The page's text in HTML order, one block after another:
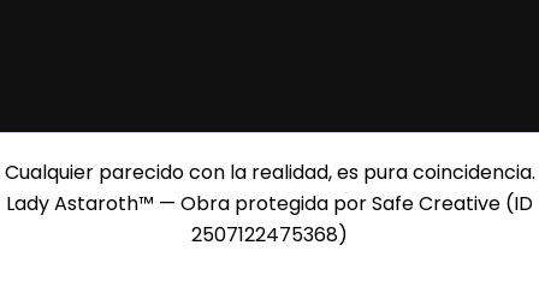
Cualquier parecido con la realidad, es pura coincidencia.
Lady Astaroth™ — Obra protegida por Safe Creative (ID
2507122475368)